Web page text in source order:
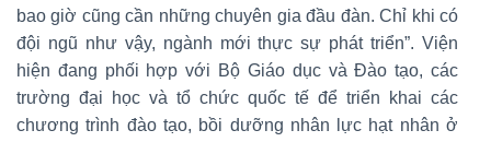
bao giờ cũng cần những chuyên gia đầu đàn. Chỉ khi có
đội ngũ như vậy, ngành mới thực sự phát triển”. Viện
hiện đang phối hợp với Bộ Giáo dục và Đào tạo, các
trường đại học và tổ chức quốc tế để triển khai các
chương trình đào tạo, bồi dưỡng nhân lực hạt nhân ở